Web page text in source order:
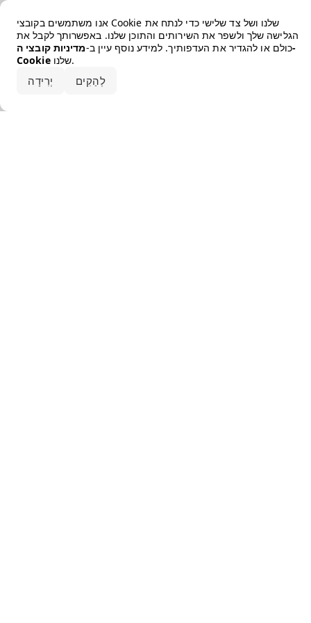
אנו משתמשים בקובצי Cookie שלנו ושל צד שלישי כדי לנתח את
הגלישה שלך ולשפר את השירותים והתוכן שלנו. באפשרותך לקבל את
כולם או להגדיר את העדפותיך. למידע נוסף עיין ב-מדיניות קובצי ה-
Cookie
שלנו.
יְרִידָה לְהַקִים
Error loading the brand